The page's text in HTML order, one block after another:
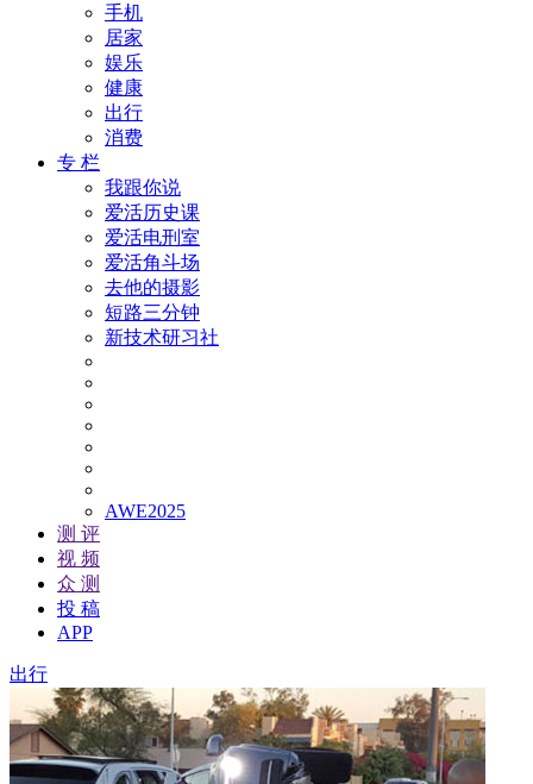
手机
居家
娱乐
健康
出行
消费
专 栏
我跟你说
爱活历史课
爱活电刑室
爱活角斗场
去他的摄影
短路三分钟
新技术研习社
AWE2025
测 评
视 频
众 测
投 稿
APP
出行